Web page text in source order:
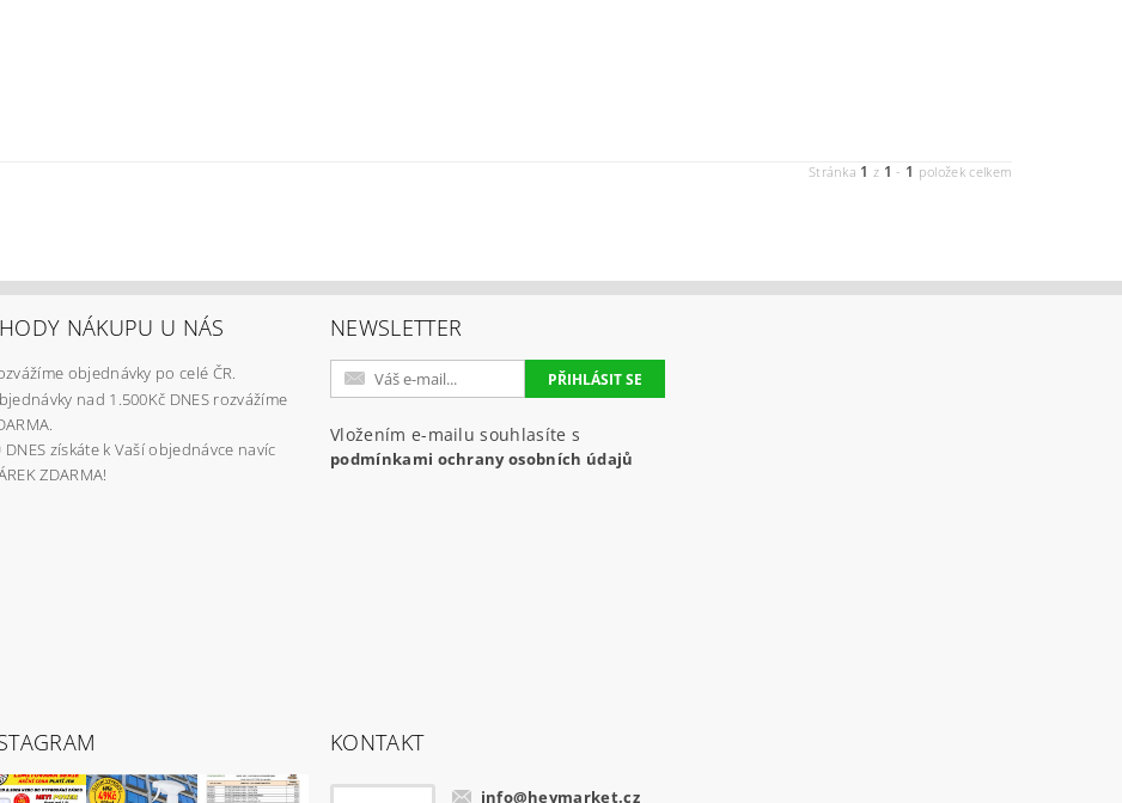
Stránka 1 z 1 - 1 položek celkem
NÁKUPU U NÁS
objednávky po celé ČR.
nad 1.500Kč DNES rozvážíme
DNES získáte k Vaší objednávce navíc
ZDARMA!
NEWSLETTER
Vložením e-mailu souhlasíte s
podmínkami ochrany osobních údajů
KONTAKT
info@heymarket.cz